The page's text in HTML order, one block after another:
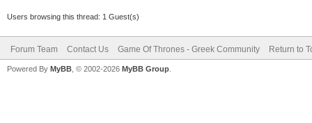
Users browsing this thread: 1 Guest(s)
Forum Team Contact Us Game Of Thrones - Greek Community Return to
Powered By MyBB , © 2002-2026 MyBB Group